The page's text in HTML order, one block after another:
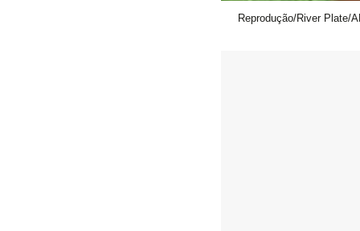
Reprodução/River Plate/